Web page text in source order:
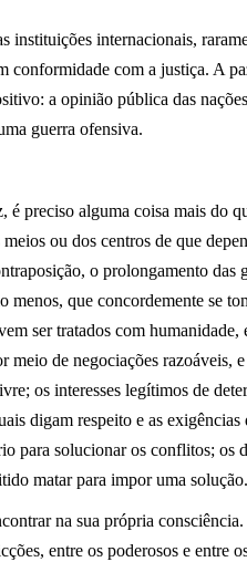
instituições internacionais,
conformidade com a justiça. A
a opinião pública das
guerra ofensiva.
é preciso alguma coisa mais do
ou dos centros de que
o prolongamento das
menos, que concordemente se
ser tratados com humanidade,
meio de negociações razoáveis,
os interesses legítimos de
digam respeito e as exigências
para solucionar os conflitos; os
matar para impor uma solução.
na sua própria
entre os poderosos e entre